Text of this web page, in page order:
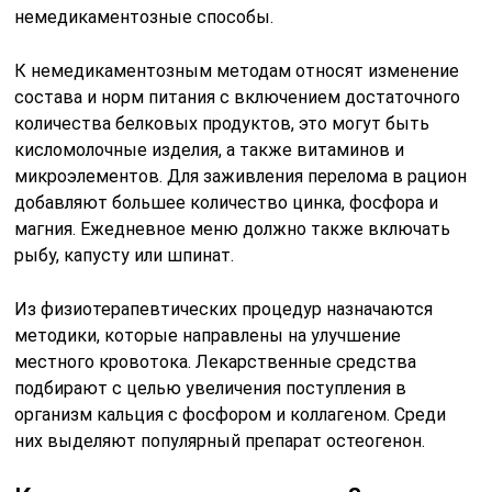
немедикаментозные способы.
К немедикаментозным методам относят изменение
состава и норм питания с включением достаточного
количества белковых продуктов, это могут быть
кисломолочные изделия, а также витаминов и
микроэлементов. Для заживления перелома в рацион
добавляют большее количество цинка, фосфора и
магния. Ежедневное меню должно также включать
рыбу, капусту или шпинат.
Из физиотерапевтических процедур назначаются
методики, которые направлены на улучшение
местного кровотока. Лекарственные средства
подбирают с целью увеличения поступления в
организм кальция с фосфором и коллагеном. Среди
них выделяют популярный препарат остеогенон.